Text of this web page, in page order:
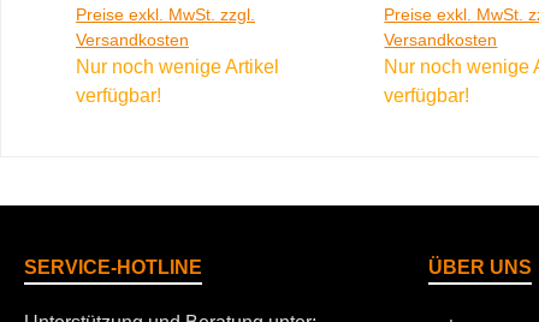
Preise exkl. MwSt. zzgl.
Versandkosten
Nur noch wenige Artikel
verfügbar!
Preise exkl. MwSt.
Versandkosten
Nur noch wenige
verfügbar!
SERVICE-HOTLINE ÜBER UNS